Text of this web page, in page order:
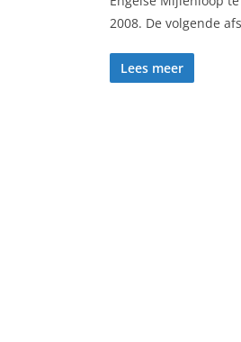
2008. De volgende
Lees meer